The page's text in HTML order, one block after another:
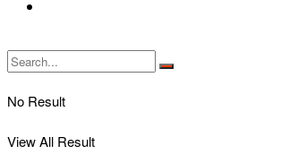
No Result
View All Result